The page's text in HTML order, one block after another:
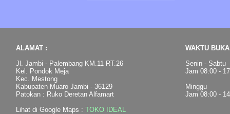
ALAMAT :
Jl. Jambi - Palembang KM.11 RT.26
Kel. Pondok Meja
Kec. Mestong
Kabupaten Muaro Jambi - 36129
Patokan : Ruko Deretan Alfamart
Lihat di Google Maps : TOKO IDEAL
WAKTU
Senin - Sabtu
Jam 08:00 -
Minggu
Jam 08:00 -